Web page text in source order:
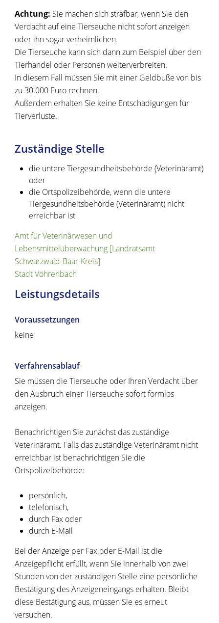
Achtung: Sie machen sich strafbar, wenn Sie den
Verdacht auf eine Tierseuche nicht sofort anzeigen
oder ihn sogar verheimlichen.
Die Tierseuche kann sich dannzum Beispiel über den
Tierhandel oder Personenweiterverbreiten.
In diesem Fall müssen Sie mit einer Geldbuße von bis
zu 30.000 Euro rechnen.
Außerdem erhalten Sie keine Entschädigungen für
Tierverluste.
Zuständige Stelle
die untere Tiergesundheitsbehörde (Veterinäramt)
oder
die Ortspolizeibehörde, wenn die untere
Tiergesundheitsbehörde (Veterinäramt) nicht
erreichbar ist
Amt für Veterinärwesen und
Lebensmittelüberwachung [Landratsamt
Schwarzwald-Baar-Kreis]
Stadt Vöhrenbach
Leistungsdetails
Voraussetzungen
keine
Verfahrensablauf
Sie müssen die Tierseuche oder Ihren Verdacht über
den Ausbruch einer Tierseuche sofort formlos
anzeigen.
Benachrichtigen Sie zunächst das zuständige
Veterinäramt. Falls das zuständige Veterinäramt nicht
erreichbar ist benachrichtigen Sie die
Ortspolizeibehörde:
persönlich,
telefonisch,
durch Fax oder
durch E-Mail
Bei der Anzeige per Fax oder E-Mail ist die
Anzeigepflicht erfüllt, wenn Sie innerhalb von zwei
Stunden von der zuständigen Stelle eine persönliche
Bestätigung des Anzeigeneingangs erhalten. Bleibt
diese Bestätigung aus, müssen Sie es erneut
versuchen.